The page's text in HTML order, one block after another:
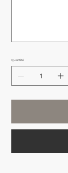
Quantité